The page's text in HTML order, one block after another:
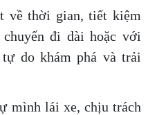
về thời gian, tiết kiệm
đi dài hoặc với
do khám phá và trải
mình lái xe, chịu trách